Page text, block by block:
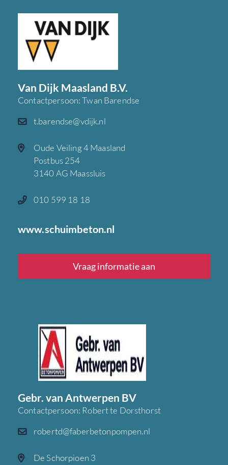
Van Dijk Maasland B.V.
Contactpersoon: Twan Barendse
t.barendse@vdijk.nl
Oude Veiling 4 Maasland
Postbus 254
3140 AG Maassluis
010 599 18 18
www.schuimbeton.nl
Vraag informatie aan
Gebr. van Antwerpen BV
Contactpersoon: Robert te Dorsthorst
robertd@faberbetonpompen.nl
De Schorpioen 3